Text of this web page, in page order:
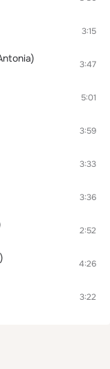
3:15
3:47
5:01
3:59
3:33
3:36
2:52
4:26
3:22